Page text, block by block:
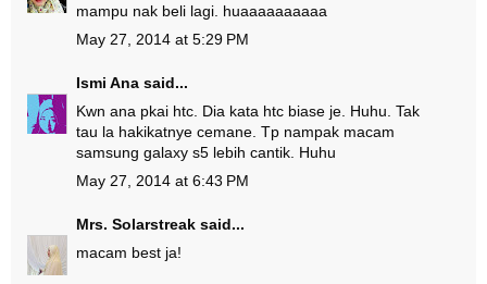
mampu nak beli lagi. huaaaaaaaaaa
May 27, 2014 at 5:29 PM
Ismi Ana said...
Kwn ana pkai htc. Dia kata htc biase je. Huhu. Tak
tau la hakikatnye cemane. Tp nampak macam
samsung galaxy s5 lebih cantik. Huhu
May 27, 2014 at 6:43 PM
Mrs. Solarstreak said...
macam best ja!